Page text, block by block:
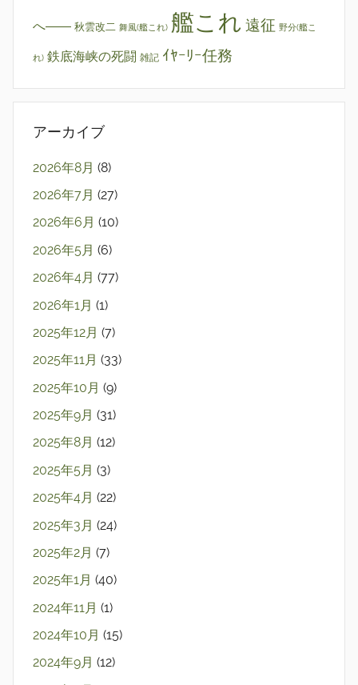
へ―― 秋雲改二 舞風(艦これ) 艦これ 遠征 野分(艦こ
れ) 鉄底海峡の死闘 雑記 ｲﾔｰﾘｰ任務
アーカイブ
2026年8月 (8)
2026年7月 (27)
2026年6月 (10)
2026年5月 (6)
2026年4月 (77)
2026年1月 (1)
2025年12月 (7)
2025年11月 (33)
2025年10月 (9)
2025年9月 (31)
2025年8月 (12)
2025年5月 (3)
2025年4月 (22)
2025年3月 (24)
2025年2月 (7)
2025年1月 (40)
2024年11月 (1)
2024年10月 (15)
2024年9月 (12)